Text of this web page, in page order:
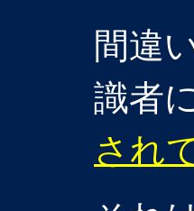
間違
識者
され